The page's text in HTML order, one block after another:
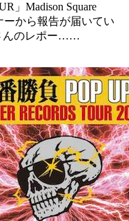
」Madison Square
ーから報告が届いてい
んのレポー……